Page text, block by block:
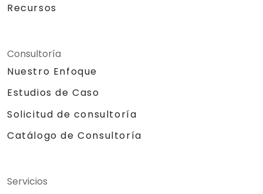
Recursos
Consultoría
Nuestro Enfoque
Estudios de Caso
Solicitud de consultoría
Catálogo de Consultoría
Servicios